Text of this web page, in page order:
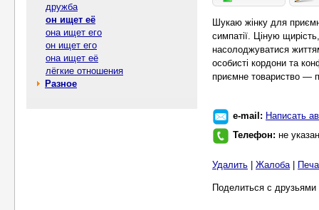
дружба
он ищет её
она ищет его
он ищет его
она ищет её
лёгкие отношения
Разное
Шукаю жінку для
симпатії. Ціную
насолоджуватися
особисті кордони та
приємне товариство —
e-mail: Написать
Телефон: не указан
Удалить Жалоба|
Поделиться с